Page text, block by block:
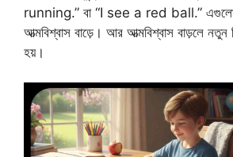
running.” বা “I see a red ball.” এগুলো
আত্মবিশ্বাস বাড়ে। আর আত্মবিশ্বাস বাড়লে
হয়।